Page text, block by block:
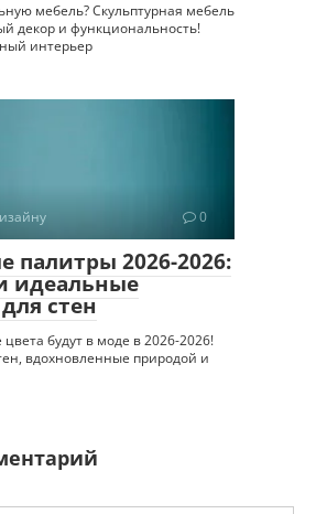
мебель? Скульптурная мебель
декор и функциональность!
интерьер
0
палитры 2026-2026:
идеальные
стен
цвета будут в моде в 2026-2026!
вдохновленные природой и